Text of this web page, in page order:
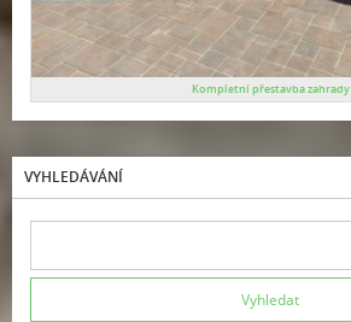
Kompletní přestavba zahrady
VYHLEDÁVÁNÍ